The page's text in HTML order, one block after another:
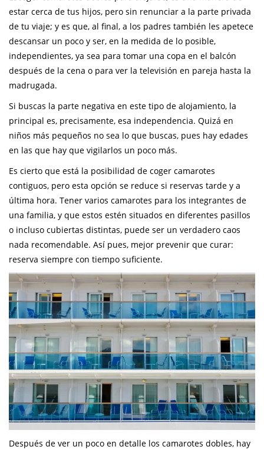
estar cerca de tus hijos, pero sin renunciar a la parte privada
de tu viaje; y es que, al final, a los padres también les apetece
descansar un poco y ser, en la medida de lo posible,
independientes, ya sea para tomar una copa en el balcón
después de la cena o para ver la televisión en pareja hasta la
madrugada.
Si buscas la parte negativa en este tipo de alojamiento, la
principal es, precisamente, esa independencia. Quizá en
niños más pequeños no sea lo que buscas, pues hay edades
en las que hay que vigilarlos un poco más.
Es cierto que está la posibilidad de coger camarotes
contiguos, pero esta opción se reduce si reservas tarde y a
última hora. Tener varios camarotes para los integrantes de
una familia, y que estos estén situados en diferentes pasillos
o incluso cubiertas distintas, puede ser un verdadero caos
nada recomendable. Así pues, mejor prevenir que curar:
reserva siempre con tiempo suficiente.
Después de ver un poco en detalle los camarotes dobles, hay